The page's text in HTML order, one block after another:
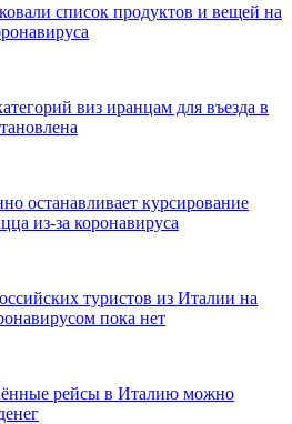
список продуктов и вещей на
виз иранцам для въезда в
останавливает курсирование
из-за коронавируса
туристов из Италии на
пока нет
рейсы в Италию можно